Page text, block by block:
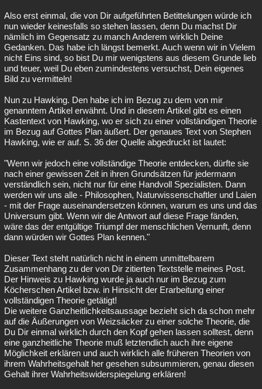
Also erst einmal, die von Dir aufgeführten Betittelungen würde ich
nun wieder keinesfalls so stehen lassen, denn Du machst Dir
nämlich im Gegensatz zu manch Anderem wirklich Deine
Gedanken. Das habe ich längst bemerkt. Auch wenn wir in Vielem
nicht Eins sind, so bist Du mir wenigstens aus diesem Grunde lieb
und teuer, weil Du eben zumindestens versuchst, Dein eigenes
Bild zu vermitteln!
Nun zu Hawking. Den habe ich im Bezug zu dem von mir
genanntem Artikel erwähnt. Und in diesem Artikel gibt es einen
Kastentext von Hawking, wo er sich zu einer vollständigen Theorie
im Bezug auf Gottes Plan äußert. Der genaues Text von Stephen
Hawking, wie er auf. S. 36 der Quelle abgedruckt ist lautet:
"Wenn wir jedoch eine vollständige Theorie entdecken, dürfte sie
nach einer gewissen Zeit in ihren Grundsätzen für jedermann
verständlich sein, nicht nur für eine Handvoll Spezialisten. Dann
werden wir uns alle - Philosophen, Naturwissenschaftler und Laien
- mit der Frage auseinandersetzen können, warum es uns und das
Universum gibt. Wenn wir die Antwort auf diese Frage fänden,
wäre das der entgültige Triumpf der menschlichen Vernunft, denn
dann würden wir Gottes Plan kennen."
Dieser Text steht natürlich nicht in einem unmittelbarem
Zusammenhang zu der von Dir zitierten Textstelle meines Post.
Der Hinweis zu Hawking wurde ja auch nur im Bezug zum
Köcherschen Artikel bzw. in Hinsicht der Erarbeitung einer
vollständigen Theorie getätigt!
Die weitere Ganzheitlichkeitsaussage bezieht sich da schon mehr
auf die Äußerungen von Weizsäcker zu einer solche Theorie, die
Du Dir einmal wirklich durch den Kopf gehen lassen solltest, denn
eine ganzheitliche Theorie muß letztendlich auch ihre eigene
Möglichkeit erklären und auch wirklich alle früheren Theorien von
ihrem Wahrheitsgehalt her gesehen subsummieren, genau diesen
Gehalt ihrer Wahrheitswiderspiegelung erklären!